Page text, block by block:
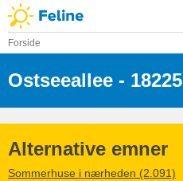
Forside
Ostseeallee - 18225
Alternative emner
Sommerhuse i nærheden (2.091)